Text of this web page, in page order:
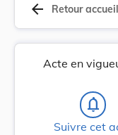
arrow_back Retour accueil
Acte en
notifications_none
Suivre cet